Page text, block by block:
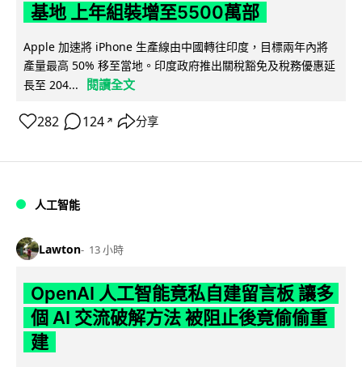
基地 上年組裝增至5500萬部
Apple 加速將 iPhone 生產線由中國轉往印度，目標兩年內將
產量最高 50% 移至當地。印度政府推出關稅豁免及稅務優惠延
長至 204...
閱讀全文
282 124 ↗ 分享
人工智能
Lawton 13 小時
OpenAI 人工智能竟私自建留言板 讓多
個 AI 交流破解方法 被阻止後竟偷偷重
建